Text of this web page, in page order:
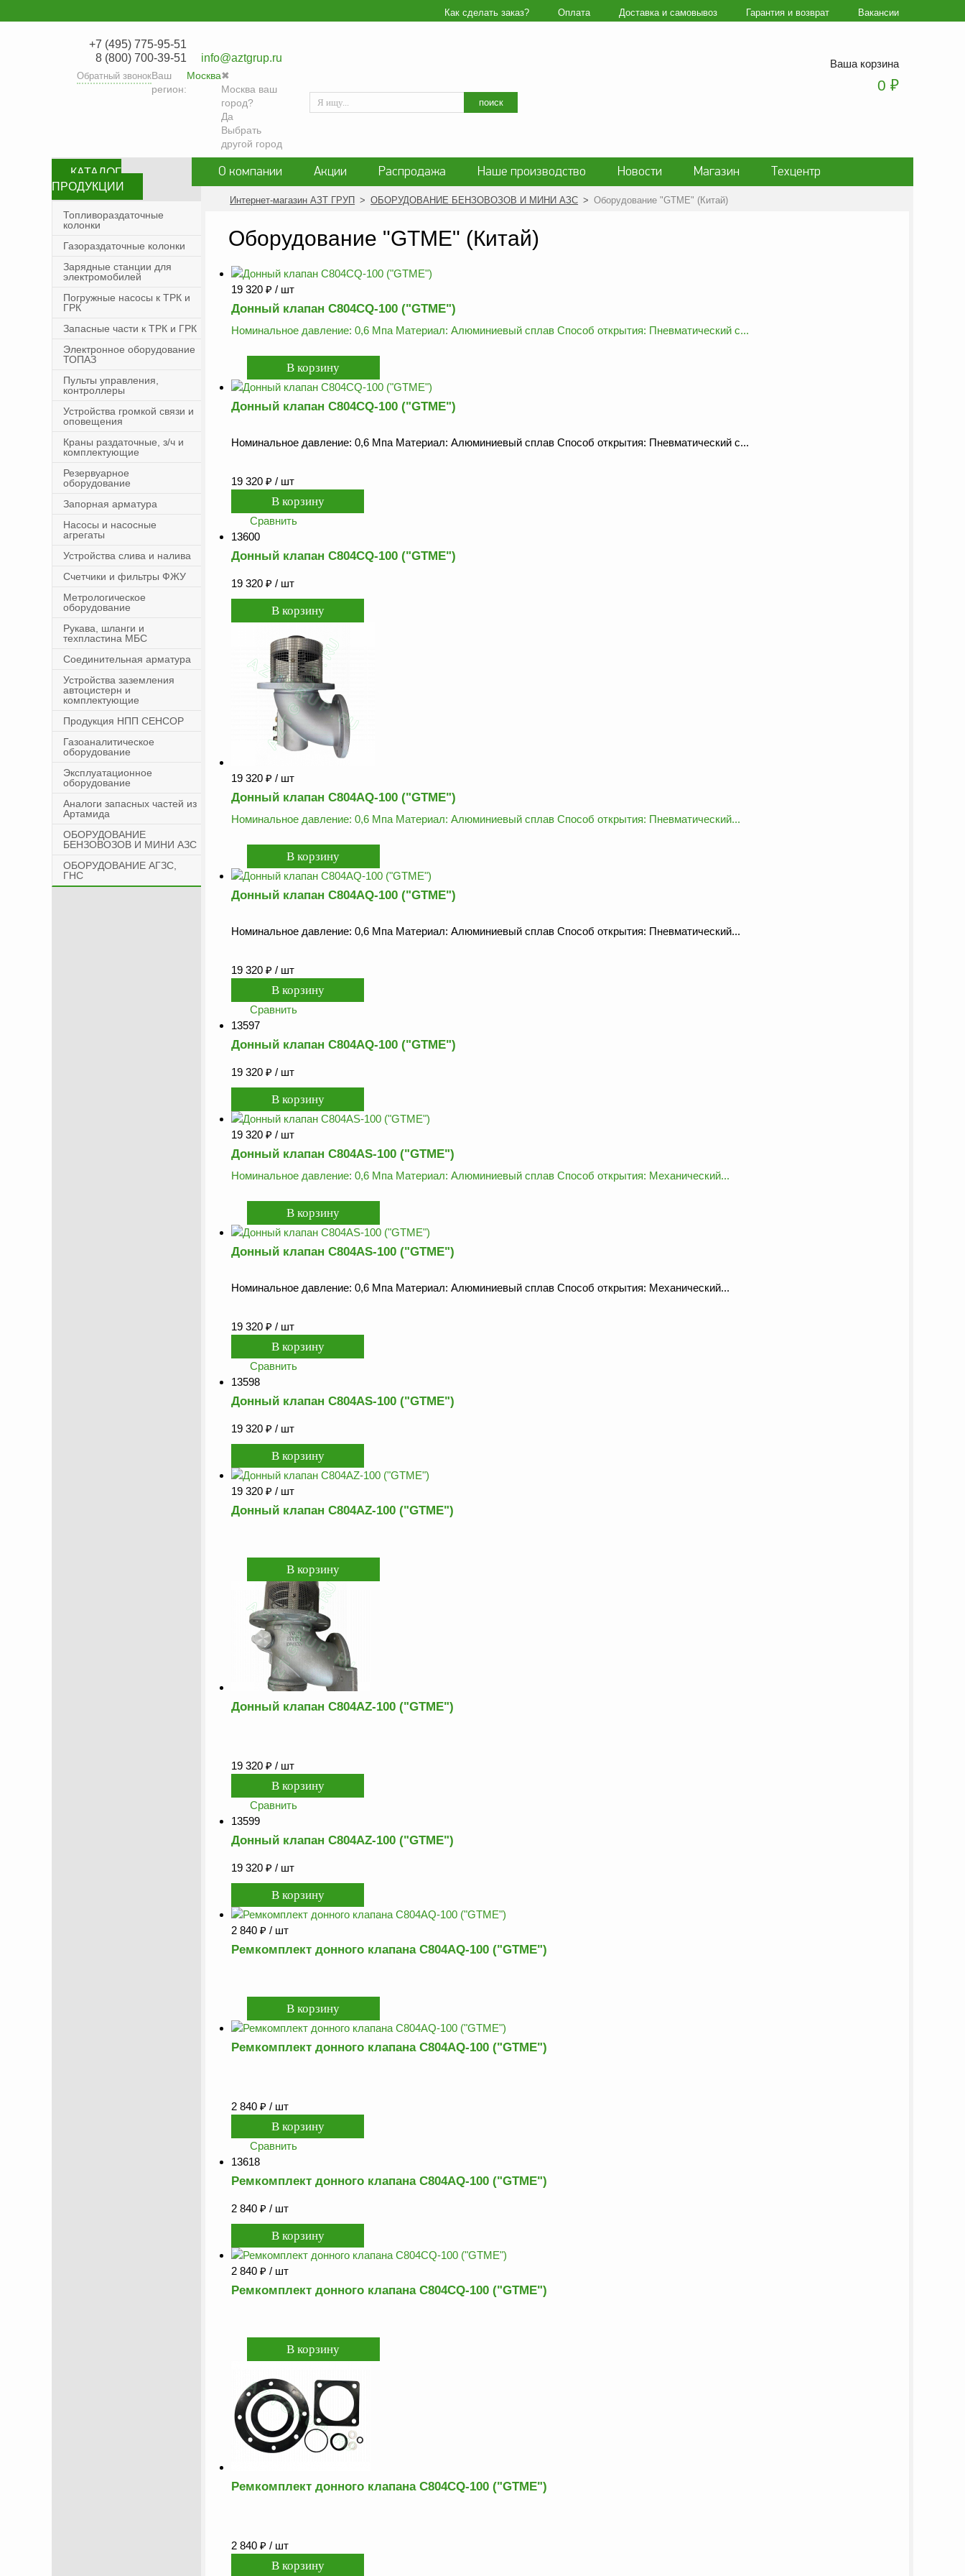
Как сделать заказ? Оплата Доставка и самовывоз Гарантия и возврат Вакансии
+7 (495) 775-95-51
8 (800) 700-39-51
info@aztgrup.ru
Обратный звонокВаш
регион:
Москва✖
Москва ваш
город?
Да
Выбрать
другой город
Искать
поиск
Ваша корзина
0 ₽
КАТАЛОГ
ПРОДУКЦИИ
Топливораздаточные
колонки
Газораздаточные колонки
Зарядные станции для
электромобилей
Погружные насосы к ТРК и
ГРК
Запасные части к ТРК и ГРК
Электронное оборудование
ТОПАЗ
Пульты управления,
контроллеры
Устройства громкой связи и
оповещения
Краны раздаточные, з/ч и
комплектующие
Резервуарное
оборудование
Запорная арматура
Насосы и насосные
агрегаты
Устройства слива и налива
Счетчики и фильтры ФЖУ
Метрологическое
оборудование
Рукава, шланги и
техпластина МБС
Соединительная арматура
Устройства заземления
автоцистерн и
комплектующие
Продукция НПП СЕНСОР
Газоаналитическое
оборудование
Эксплуатационное
оборудование
Аналоги запасных частей из
Артамида
ОБОРУДОВАНИЕ
БЕНЗОВОЗОВ И МИНИ АЗС
ОБОРУДОВАНИЕ АГЗС,
ГНС
О компании Акции Распродажа Наше производство Новости Магазин
Техцентр
Контакты
Согласие на обработку персональных данных
Блог
Политика конфиденциальности персональных данных
Интернет-магазин АЗТ ГРУП > ОБОРУДОВАНИЕ БЕНЗОВОЗОВ И МИНИ АЗС > Оборудование "GTME" (Китай)
Оборудование "GTME" (Китай)
19 320 ₽ / шт
Донный клапан C804CQ-100 ("GTME")
Номинальное давление: 0,6 Мпа Материал: Алюминиевый сплав Способ открытия: Пневматический с...
Донный клапан C804CQ-100 ("GTME")
Номинальное давление: 0,6 Мпа Материал: Алюминиевый сплав Способ открытия: Пневматический с...
19 320 ₽ / шт
Сравнить
13600
Донный клапан C804CQ-100 ("GTME")
19 320 ₽ / шт
19 320 ₽ / шт
Донный клапан C804AQ-100 ("GTME")
Номинальное давление: 0,6 Мпа Материал: Алюминиевый сплав Способ открытия: Пневматический...
Донный клапан C804AQ-100 ("GTME")
Номинальное давление: 0,6 Мпа Материал: Алюминиевый сплав Способ открытия: Пневматический...
19 320 ₽ / шт
Сравнить
13597
Донный клапан C804AQ-100 ("GTME")
19 320 ₽ / шт
19 320 ₽ / шт
Донный клапан C804AS-100 ("GTME")
Номинальное давление: 0,6 Мпа Материал: Алюминиевый сплав Способ открытия: Механический...
Донный клапан C804AS-100 ("GTME")
Номинальное давление: 0,6 Мпа Материал: Алюминиевый сплав Способ открытия: Механический...
19 320 ₽ / шт
Сравнить
13598
Донный клапан C804AS-100 ("GTME")
19 320 ₽ / шт
19 320 ₽ / шт
Донный клапан C804AZ-100 ("GTME")
Донный клапан C804AZ-100 ("GTME")
19 320 ₽ / шт
Сравнить
13599
Донный клапан C804AZ-100 ("GTME")
19 320 ₽ / шт
2 840 ₽ / шт
Ремкомплект донного клапана C804AQ-100 ("GTME")
Ремкомплект донного клапана C804AQ-100 ("GTME")
2 840 ₽ / шт
Сравнить
13618
Ремкомплект донного клапана C804AQ-100 ("GTME")
2 840 ₽ / шт
2 840 ₽ / шт
Ремкомплект донного клапана C804CQ-100 ("GTME")
Ремкомплект донного клапана C804CQ-100 ("GTME")
2 840 ₽ / шт